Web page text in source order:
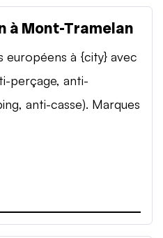
à Mont-Tramelan
européens à {city} avec
perçage, anti-
anti-casse). Marques